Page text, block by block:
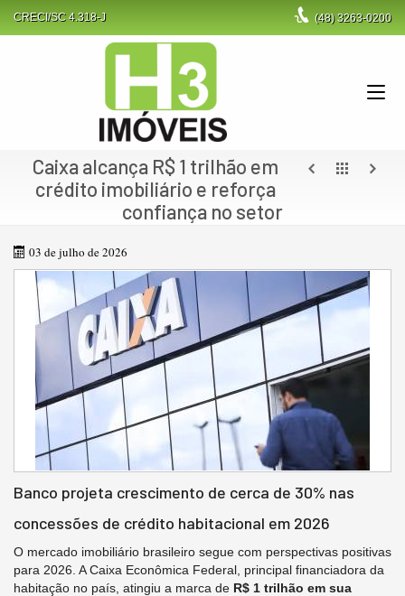
CRECI/SC 4.318-J (48)3263-0200
Caixa alcança R$ 1 trilhão em
crédito imobiliário e reforça
confiança no setor
03 de julho de 2026
Banco projeta crescimento de cerca de 30% nas
concessões de crédito habitacional em 2026
O mercado imobiliário brasileiro segue com perspectivas positivas
para 2026. A Caixa Econômica Federal, principal financiadora da
habitação no país, atingiu a marca de R$ 1 trilhão em sua